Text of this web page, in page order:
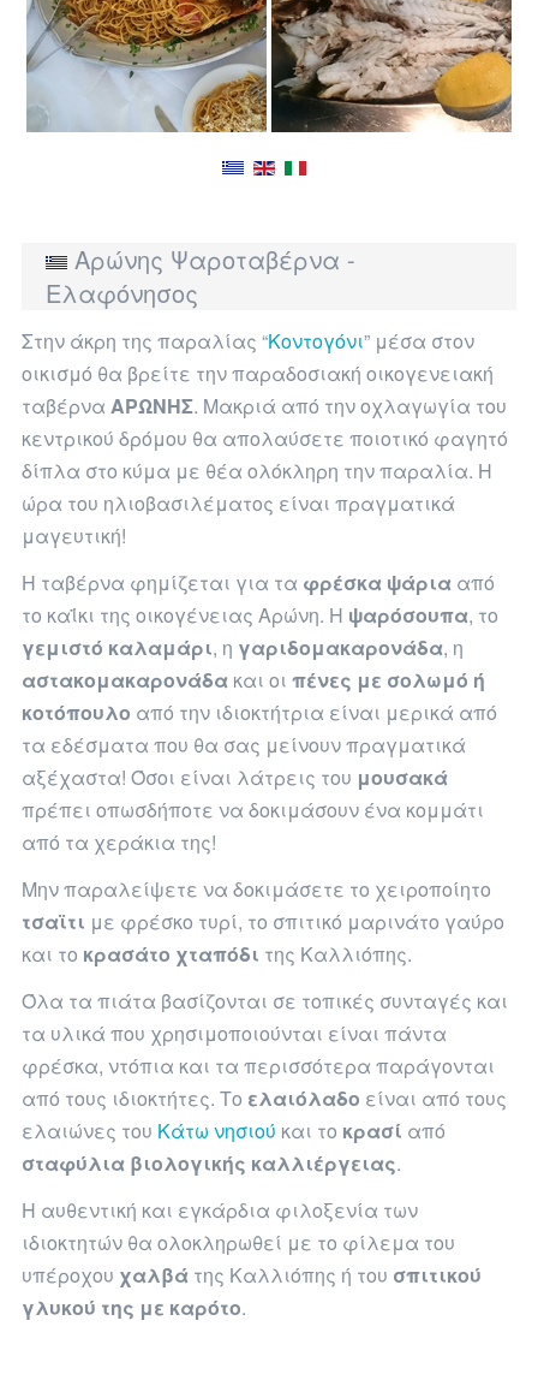
Αρώνης Ψαροταβέρνα -
Ελαφόνησος
Στην άκρη της παραλίας “Κοντογόνι” μέσα στον
οικισμό θα βρείτε την παραδοσιακή οικογενειακή
ταβέρνα ΑΡΩΝΗΣ. Μακριά από την οχλαγωγία του
κεντρικού δρόμου θα απολαύσετε ποιοτικό φαγητό
δίπλα στο κύμα με θέα ολόκληρη την παραλία. Η
ώρα του ηλιοβασιλέματος είναι πραγματικά
μαγευτική!
Η ταβέρνα φημίζεται για τα φρέσκα ψάρια από
το καΐκι της οικογένειας Αρώνη. Η ψαρόσουπα, το
γεμιστό καλαμάρι, η γαριδομακαρονάδα, η
αστακομακαρονάδα και οι πένες με σολωμό ή
κοτόπουλο από την ιδιοκτήτρια είναι μερικά από
τα εδέσματα που θα σας μείνουν πραγματικά
αξέχαστα! Όσοι είναι λάτρεις του μουσακά
πρέπει οπωσδήποτε να δοκιμάσουν ένα κομμάτι
από τα χεράκια της!
Μην παραλείψετε να δοκιμάσετε το χειροποίητο
τσαϊτι με φρέσκο τυρί, το σπιτικό μαρινάτο γαύρο
και το κρασάτο χταπόδι της Καλλιόπης.
Όλα τα πιάτα βασίζονται σε τοπικές συνταγές και
τα υλικά που χρησιμοποιούνται είναι πάντα
φρέσκα, ντόπια και τα περισσότερα παράγονται
από τους ιδιοκτήτες. Το ελαιόλαδο είναι από τους
ελαιώνες του Κάτω νησιού και το κρασί από
σταφύλια βιολογικής καλλιέργειας.
Η αυθεντική και εγκάρδια φιλοξενία των
ιδιοκτητών θα ολοκληρωθεί με το φίλεμα του
υπέροχου χαλβά της Καλλιόπης ή του σπιτικού
γλυκού της με καρότο.